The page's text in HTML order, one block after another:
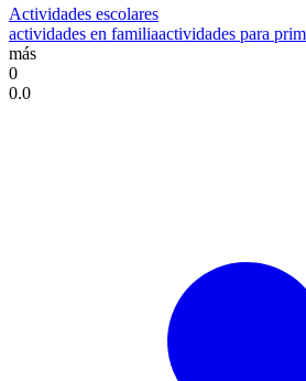
Actividades escolares
actividades en familiaactividades para
más
0
0.0